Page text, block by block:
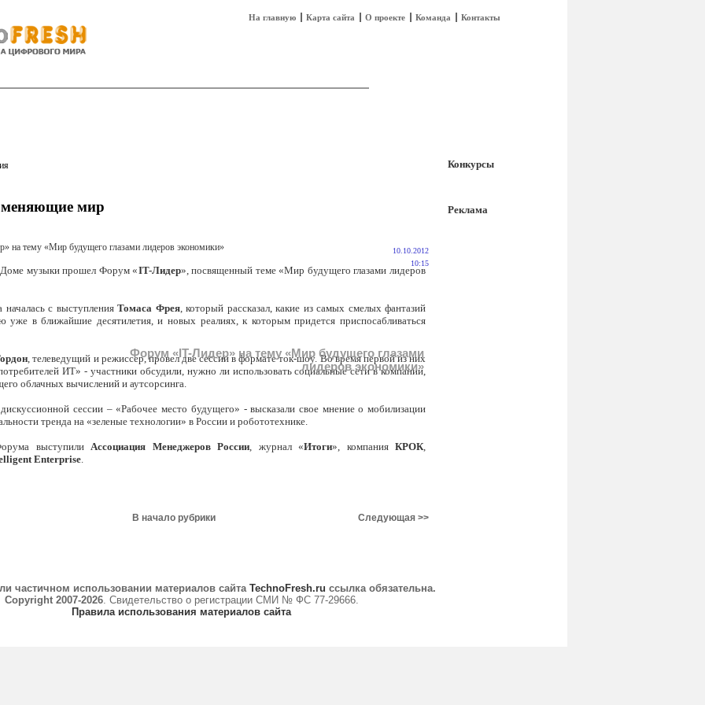
На главную Карта сайта О проекте Команда Контакты
мир
Форум «IT-Лидер» на тему «Мир будущего глазами
лидеров экономики»
10.10.2012
10:15
музыки прошел Форум «IT-Лидер», посвященный теме «Мир будущего глазами лидеров
с выступленияТомаса Фрея, который рассказал, какие из самых смелых фантазий
уже в ближайшие десятилетия, и новых реалиях, к которым придется приспосабливаться
, телеведущий и режиссер, провел две сессии в формате ток-шоу. Во время первой из них
ИТ» - участники обсудили, нужно ли использовать социальные сети в компании,
облачных вычислений и аутсорсинга.
сессии – «Рабочее место будущего» - высказали свое мнение о мобилизации
тренда на «зеленые технологии» в России и робототехнике.
выступилиАссоциация Менеджеров России, журнал «Итоги», компанияКРОК,
Enterprise.
В начало рубрики Следующая >>
Конкурсы
Реклама
частичном использовании материалов сайта TechnoFresh.ru ссылка обязательна.
Copyright 2007-2026. Свидетельство о регистрации СМИ № ФС 77-29666.
Правила использования материалов сайта